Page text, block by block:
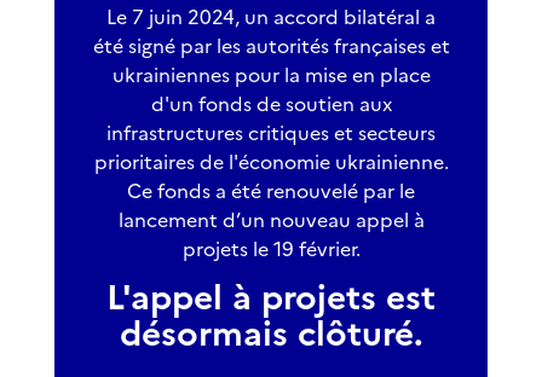
Le 7 juin 2024, un accord bilatéral a
été signé par les autorités françaises et
ukrainiennes pour la mise en place
d'un fonds de soutien aux
infrastructures critiques et secteurs
prioritaires de l'économie ukrainienne.
Ce fonds a été renouvelé par le
lancement d’un nouveau appel à
projets le 19 février.
L'appel à projets est
désormais clôturé.